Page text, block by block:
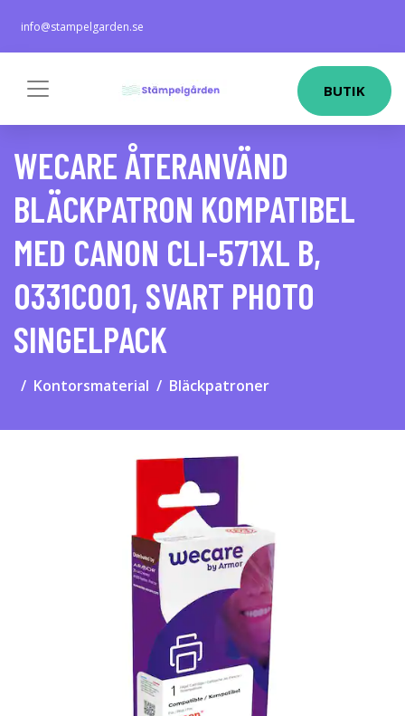
info@stampelgarden.se
BUTIK
WECARE ÅTERANVÄND
BLÄCKPATRON KOMPATIBEL
MED CANON CLI-571XL B,
0331C001, SVART PHOTO
SINGELPACK
Kontorsmaterial Bläckpatroner